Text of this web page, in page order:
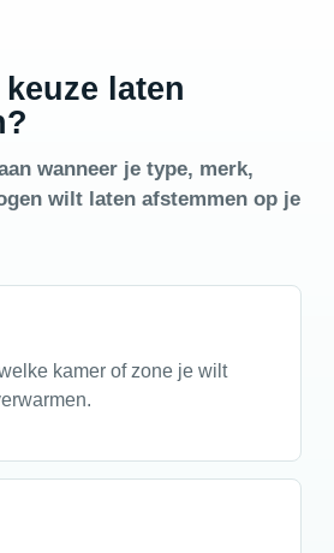
laten
wanneer je type, merk,
wilt laten afstemmen op je
kamer of zone je wilt